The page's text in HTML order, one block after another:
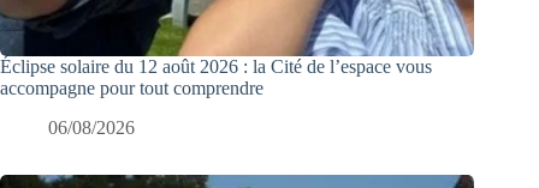
Éclipse solaire du 12 août 2026 : la Cité de l’espace vous
accompagne pour tout comprendre
06/08/2026